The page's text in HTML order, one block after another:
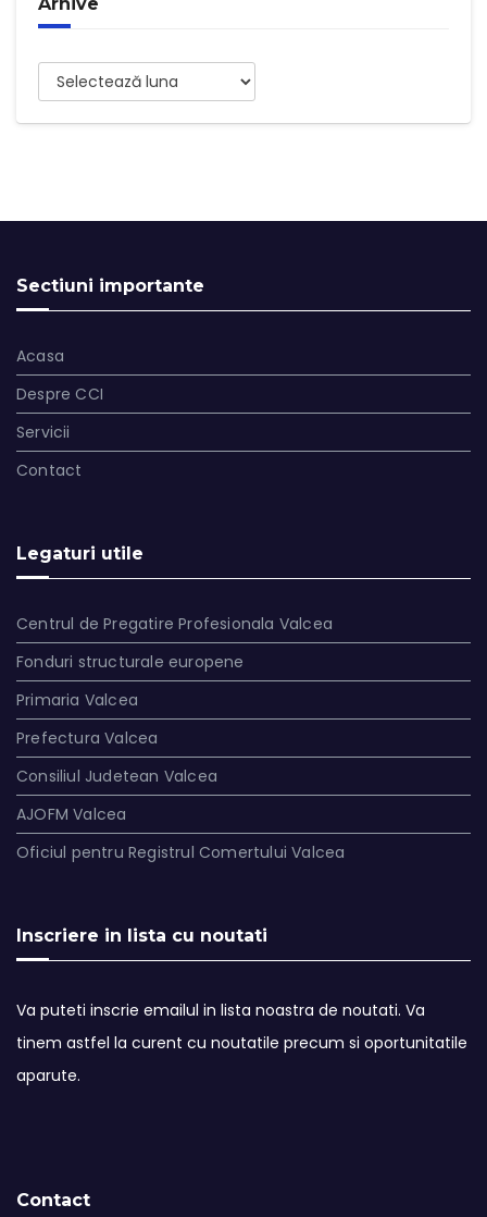
Arhive
Sectiuni importante
Acasa
Despre CCI
Servicii
Contact
Legaturi utile
Centrul de Pregatire Profesionala Valcea
Fonduri structurale europene
Primaria Valcea
Prefectura Valcea
Consiliul Judetean Valcea
AJOFM Valcea
Oficiul pentru Registrul Comertului Valcea
Inscriere in lista cu noutati
Va puteti inscrie emailul in lista noastra de noutati. Va
tinem astfel la curent cu noutatile precum si oportunitatile
aparute.
Contact